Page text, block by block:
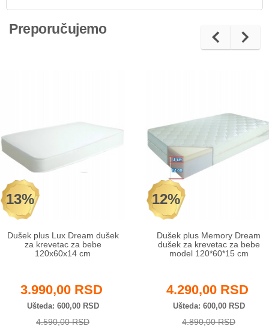
Preporučujemo
13%
Dušek plus Lux Dream dušek
za krevetac za bebe
120x60x14 cm
3.990,00 RSD
Ušteda 600,00 RSD
4.590,00 RSD
12%
Dušek plus Memory Dream
dušek za krevetac za bebe
model 120*60*15 cm
4.290,00 RSD
Ušteda 600,00 RSD
4.890,00 RSD